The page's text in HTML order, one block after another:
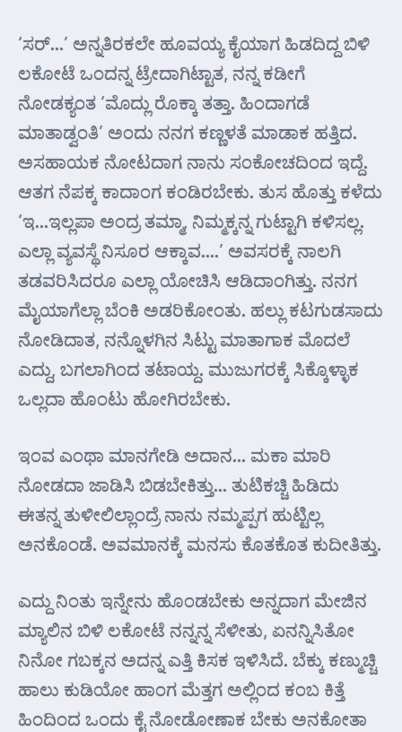
‘ಸರ್…’ ಅನ್ನತಿರಕಲೇ ಹೂವಯ್ಯ ಕೈಯಾಗ ಹಿಡದಿದ್ದ ಬಿಳಿ
ಲಕೋಟೆ ಒಂದನ್ನ ಟ್ರೇದಾಗಿಟ್ಟಾತ, ನನ್ನ ಕಡೀಗೆ
ನೋಡಕ್ಯಂತ ‘ಮೊದ್ಲು ರೊಕ್ಕಾ ತತ್ತಾ. ಹಿಂದಾಗಡೆ
ಮಾತಾಡ್ವಂತಿ’ ಅಂದು ನನಗ ಕಣ್ಣಳತೆ ಮಾಡಾಕ ಹತ್ತಿದ.
ಅಸಹಾಯಕ ನೋಟದಾಗ ನಾನು ಸಂಕೋಚದಿಂದ ಇದ್ದೆ.
ಆತಗ ನೆಪಕ್ಕ ಕಾದಾಂಗ ಕಂಡಿರಬೇಕು. ತುಸ ಹೊತ್ತು ಕಳೆದು
‘ಇ…ಇಲ್ಲಪಾ ಅಂದ್ರ ತಮ್ಮಾ, ನಿಮ್ಮಕ್ಕನ್ನ ಗುಟ್ಟಾಗಿ ಕಳಿಸಲ್ಲ.
ಎಲ್ಲಾ ವ್ಯವಸ್ಥೆ ನಿಸೂರ ಆಕ್ಕಾವ….’ ಅವಸರಕ್ಕೆ ನಾಲಗಿ
ತಡವರಿಸಿದರೂ ಎಲ್ಲಾ ಯೋಚಿಸಿ ಆಡಿದಾಂಗಿತ್ತು. ನನಗ
ಮೈಯಾಗೆಲ್ಲಾ ಬೆಂಕಿ ಅಡರಿಕೋಂತು. ಹಲ್ಲು ಕಟಗುಡಸಾದು
ನೋಡಿದಾತ, ನನ್ನೊಳಗಿನ ಸಿಟ್ಟು ಮಾತಾಗಾಕ ಮೊದಲೆ
ಎದ್ದು, ಬಗಲಾಗಿಂದ ತಟಾಯ್ದ. ಮುಜುಗರಕ್ಕೆ ಸಿಕ್ಕೊಳ್ಳಾಕ
ಒಲ್ಲದಾ ಹೊಂಟು ಹೋಗಿರಬೇಕು.
ಇಂವ ಎಂಥಾ ಮಾನಗೇಡಿ ಅದಾನ… ಮಕಾ ಮಾರಿ
ನೋಡದಾ ಜಾಡಿಸಿ ಬಿಡಬೇಕಿತ್ತು… ತುಟಿಕಚ್ಚಿ ಹಿಡಿದು
ಈತನ್ನ ತುಳೀಲಿಲ್ಲಾಂದ್ರೆ ನಾನು ನಮ್ಮಪ್ಪಗ ಹುಟ್ಟಿಲ್ಲ
ಅನಕೊಂಡೆ. ಅವಮಾನಕ್ಕೆ ಮನಸು ಕೊತಕೊತ ಕುದೀತಿತ್ತು.
ಎದ್ದು ನಿಂತು ಇನ್ನೇನು ಹೊಂಡಬೇಕು ಅನ್ನದಾಗ ಮೇಜಿನ
ಮ್ಯಾಲಿನ ಬಿಳಿ ಲಕೋಟೆ ನನ್ನನ್ನ ಸೆಳೀತು, ಏನನ್ನಿಸಿತೋ
ನಿನೋ ಗಬಕ್ಕನ ಅದನ್ನ ಎತ್ತಿ ಕಿಸಕ ಇಳಿಸಿದೆ. ಬೆಕ್ಕು ಕಣ್ಮುಚ್ಚಿ
ಹಾಲು ಕುಡಿಯೋ ಹಾಂಗ ಮೆತ್ತಗ ಅಲ್ಲಿಂದ ಕಂಬ ಕಿತ್ತೆ
ಹಿಂದಿಂದ ಒಂದು ಕೈ ನೋಡೋಣಾಕ ಬೇಕು ಅನಕೋತಾ